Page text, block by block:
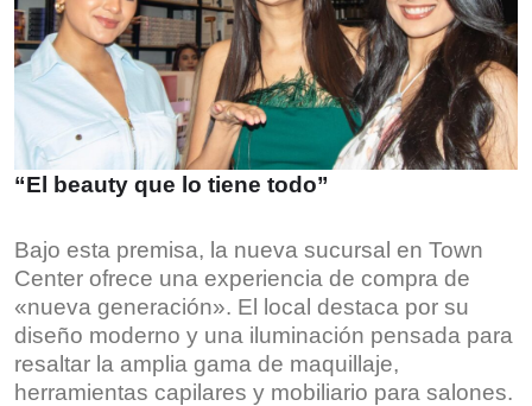
“El beauty que lo tiene todo”
Bajo esta premisa, la nueva sucursal en Town
Center ofrece una experiencia de compra de
«nueva generación». El local destaca por su
diseño moderno y una iluminación pensada para
resaltar la amplia gama de maquillaje,
herramientas capilares y mobiliario para salones.